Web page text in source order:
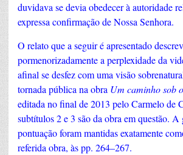
duvidava se devia obedecer à autoridade
expressa confirmação de Nossa Senhora.
O relato que a seguir é apresentado
pormenorizadamente a perplexidade da
afinal se desfez com uma visão
tornada pública na obra Um caminho sob
editada no final de 2013 pelo Carmelo de
subtítulos 2 e 3 são da obra em questão. A
pontuação foram mantidas exatamente
referida obra, às pp. 264–267.